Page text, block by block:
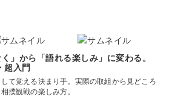
くの力士を取材。土俵の裏側や力士の人
人生が詰まっています。
ー女として、
緒に味わいながら――
」から「語れる楽しみ」に変わる。
超入門
て覚える決まり手。実際の取組から見どころ
撲観戦の楽しみ方。